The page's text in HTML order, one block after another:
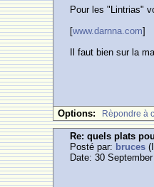
Pour les "Lintrias"
[www.darnna.com]
Il faut bien sur la
Options: Rèpondre à
Re: quels plats
Posté par: bruces
Date: 30